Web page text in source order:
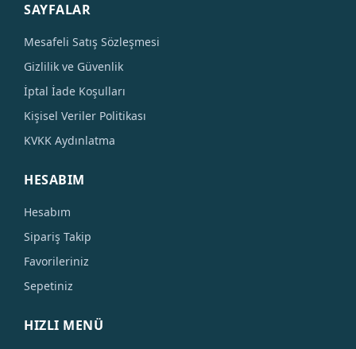
SAYFALAR
Mesafeli Satış Sözleşmesi
Gizlilik ve Güvenlik
İptal İade Koşulları
Kişisel Veriler Politikası
KVKK Aydınlatma
HESABIM
Hesabım
Sipariş Takip
Favorileriniz
Sepetiniz
HIZLI MENÜ